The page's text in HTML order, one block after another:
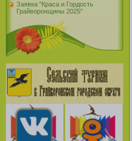
Заявка "Краса и Гордость
Грайворонщины 2025"